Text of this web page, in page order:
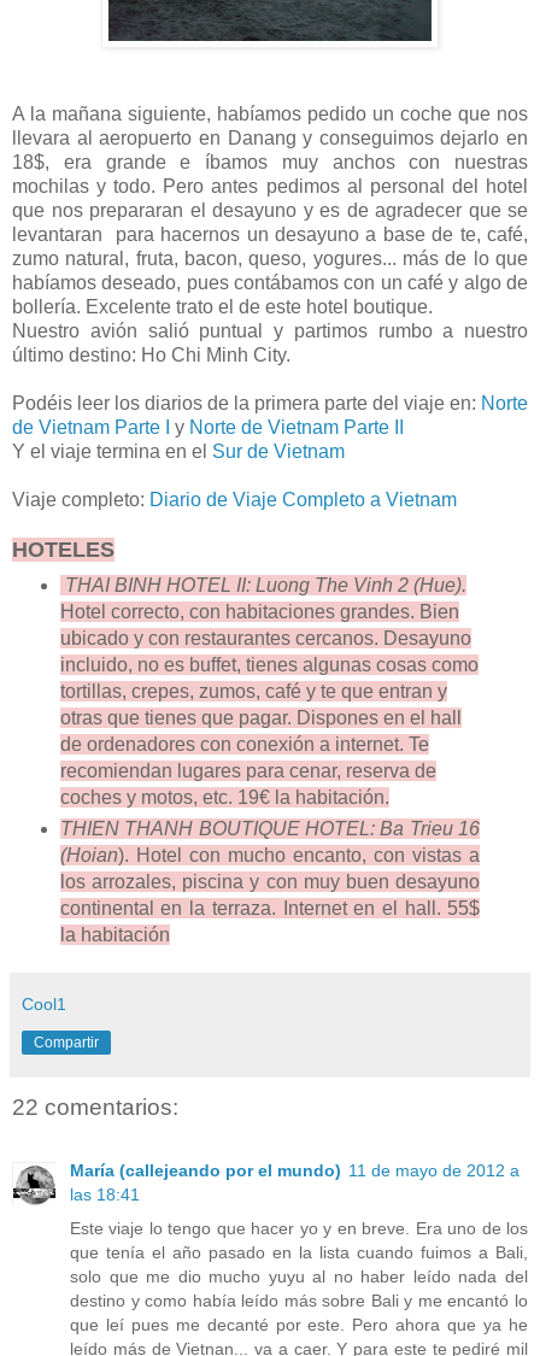
A la mañana siguiente, habíamos pedido un coche que nos
llevara al aeropuerto en Danang y conseguimos dejarlo en
18$, era grande e íbamos muy anchos con nuestras
mochilas y todo. Pero antes pedimos al personal del hotel
que nos prepararan el desayuno y es de agradecer que se
levantaran para hacernos un desayuno a base de te, café,
zumo natural, fruta, bacon, queso, yogures... más de lo que
habíamos deseado, pues contábamos con un café y algo de
bollería. Excelente trato el de este hotel boutique.
Nuestro avión salió puntual y partimos rumbo a nuestro
último destino: Ho Chi Minh City.
Podéis leer los diarios de la primera parte del viaje en: Norte
de Vietnam Parte I
y Norte de Vietnam Parte II
Y el viaje termina en el Sur de Vietnam
Viaje completo: Diario de Viaje Completo a Vietnam
HOTELES
THAI BINH HOTEL II: Luong The Vinh 2 (Hue).
Hotel correcto, con habitaciones grandes. Bien
ubicado y con restaurantes cercanos. Desayuno
incluido, no es buffet, tienes algunas cosas como
tortillas, crepes, zumos, café y te que entran y
otras que tienes que pagar. Dispones en el hall
de ordenadores con conexión a internet. Te
recomiendan lugares para cenar, reserva de
coches y motos, etc. 19€ la habitación.
THIEN THANH BOUTIQUE HOTEL: Ba Trieu 16
(Hoian). Hotel con mucho encanto, con vistas a
los arrozales, piscina y con muy buen desayuno
continental en la terraza. Internet en el hall. 55$
la habitación
Cool1
Compartir
22 comentarios:
María (callejeando por el mundo) 11 de mayo de 2012 a
las 18:41
Este viaje lo tengo que hacer yo y en breve. Era uno de los
que tenía el año pasado en la lista cuando fuimos a Bali,
solo que me dio mucho yuyu al no haber leído nada del
destino y como había leído más sobre Bali y me encantó lo
que leí pues me decanté por este. Pero ahora que ya he
leído más de Vietnan... va a caer. Y para este te pediré mil